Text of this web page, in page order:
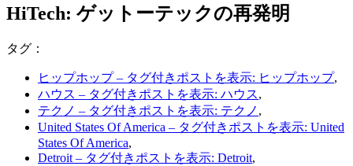
HiTech: ゲットーテックの再発明
タグ：
ヒップホップ – タグ付きポストを表示: ヒップホップ,
ハウス – タグ付きポストを表示: ハウス,
テクノ – タグ付きポストを表示: テクノ ,
United States Of America – タグ付きポストを表示: United
States Of America,
Detroit– タグ付きポストを表示: Detroit,